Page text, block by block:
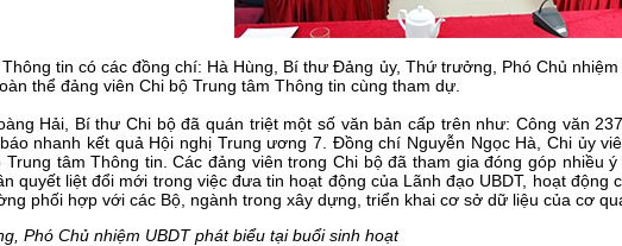
tin có các đồng chí: Hà Hùng, Bí thư Đảng ủy, Thứ trưởng, Phó Chủ
thể đảng viên Chi bộ Trung tâm Thông tin cùng tham dự.
Hải, Bí thư Chi bộ đã quán triệt một số văn bản cấp trên như: Công văn
nhanh kết quả Hội nghị Trung ương 7. Đồng chí Nguyễn Ngọc Hà, Chi ủy
tâm Thông tin. Các đảng viên trong Chi bộ đã tham gia đóng góp
quyết liệt đổi mới trong việc đưa tin hoạt động của Lãnh đạo UBDT, hoạt
phối hợp với các Bộ, ngành trong xây dựng, triển khai cơ sở dữ liệu của cơ
Phó Chủ nhiệm UBDT phát biểu tại buổi sinh hoạt